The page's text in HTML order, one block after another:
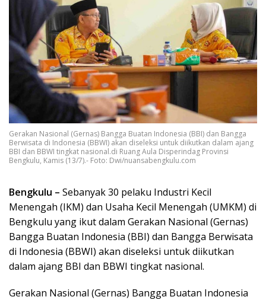
Gerakan Nasional (Gernas) Bangga Buatan Indonesia (BBI) dan Bangga
Berwisata di Indonesia (BBWI) akan diseleksi untuk diikutkan dalam ajang
BBI dan BBWI tingkat nasional.di Ruang Aula Disperindag Provinsi
Bengkulu, Kamis (13/7).- Foto: Dwi/nuansabengkulu.com
Bengkulu – Sebanyak 30 pelaku Industri Kecil
Menengah (IKM) dan Usaha Kecil Menengah (UMKM) di
Bengkulu yang ikut dalam Gerakan Nasional (Gernas)
Bangga Buatan Indonesia (BBI) dan Bangga Berwisata
di Indonesia (BBWI) akan diseleksi untuk diikutkan
dalam ajang BBI dan BBWI tingkat nasional.
Gerakan Nasional (Gernas) Bangga Buatan Indonesia